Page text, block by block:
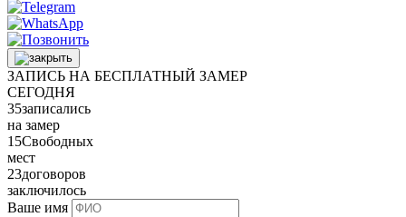
ЗАПИСЬ НА БЕСПЛАТНЫЙ ЗАМЕР
СЕГОДНЯ
35записались
на замер
15Свободных
мест
23договоров
заключилось
Ваше имя